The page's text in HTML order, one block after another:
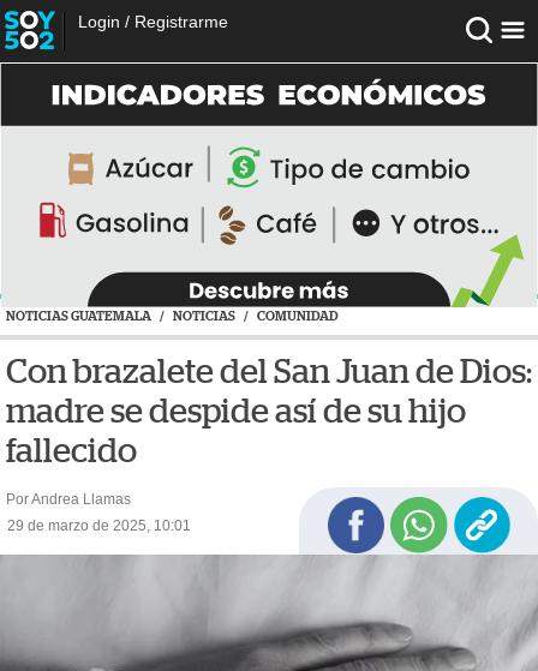
Login / Registrarme
NOTICIAS GUATEMALA / NOTICIAS / COMUNIDAD
Con brazalete del San Juan de Dios:
madre se despide así de su hijo
fallecido
Por Andrea Llamas
29 de marzo de 2025, 10:01